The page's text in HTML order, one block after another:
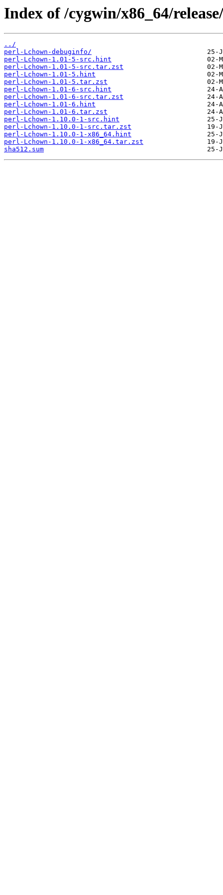
Index of /cygwin/x86_64/
../
perl-Lchown-debuginfo/
perl-Lchown-1.01-5-src.hint
perl-Lchown-1.01-5-src.tar.zst
perl-Lchown-1.01-5.hint
perl-Lchown-1.01-5.tar.zst
perl-Lchown-1.01-6-src.hint
perl-Lchown-1.01-6-src.tar.zst
perl-Lchown-1.01-6.hint
perl-Lchown-1.01-6.tar.zst
perl-Lchown-1.10.0-1-src.hint
perl-Lchown-1.10.0-1-src.tar.zst
perl-Lchown-1.10.0-1-x86_64.hint
perl-Lchown-1.10.0-1-x86_64.tar.zst
sha512.sum